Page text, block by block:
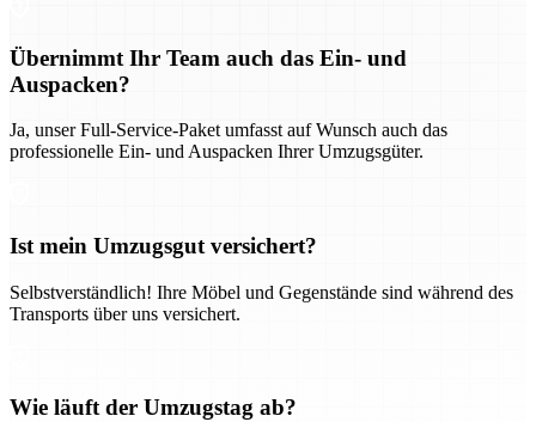
Übernimmt Ihr Team auch das Ein- und
Auspacken?
Ja, unser Full-Service-Paket umfasst auf Wunsch auch das
professionelle Ein- und Auspacken Ihrer Umzugsgüter.
Ist mein Umzugsgut versichert?
Selbstverständlich! Ihre Möbel und Gegenstände sind während des
Transports über uns versichert.
Wie läuft der Umzugstag ab?